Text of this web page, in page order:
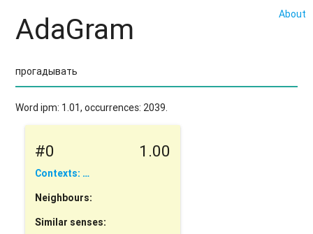
About
AdaGram
Word ipm: 1.01, occurrences: 2039.
#0 1.00
Contexts: …
Neighbours:
Similar senses: